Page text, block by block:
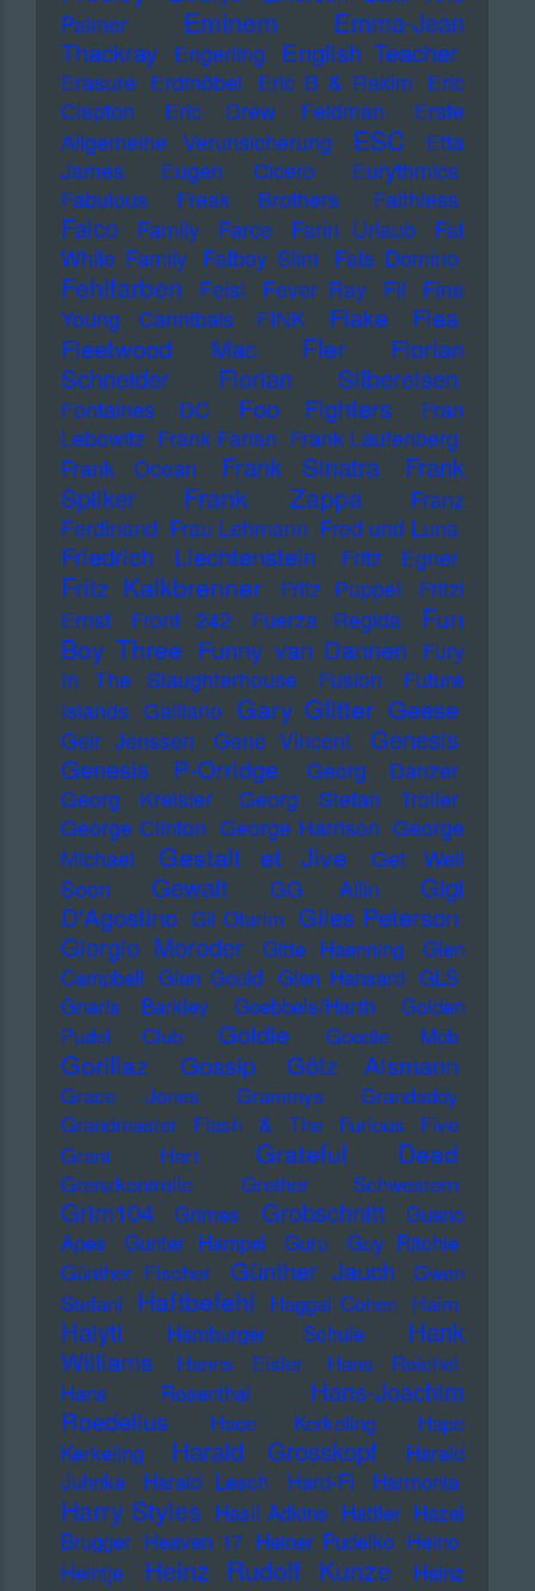
Palmer
Eminem
Emma-Jean
Thackray
Engerling English Teacher
Erasure Erdmöbel Eric B & Rakim Eric
Clapton
Eric Drew Feldman
Erste
Allgemeine Verunsicherung
ESC
Etta
James
Eugen Cicero
Eurythmics
Fabulous Freak Brothers
Faithless
Falco Family Farce Farin Urlaub
Fat
White Family Fatboy Slim Fats Domino
Fehlfarben Feist Fever Ray Fil
Fine
Young Cannibals
FINK Flake
Flea
Fleetwood Mac
Fler
Florian
Schneider
Florian Silbereisen
Fontaines DC Foo Fighters
Fran
Lebowitz Frank Farian Frank Laufenberg
Frank Ocean
Frank Sinatra
Frank
Spilker
Frank Zappa
Franz
Ferdinand Frau Lehmann Fred und Luna
Friedrich Liechtenstein Fritz Egner
Fritz Kalkbrenner Fritz Puppel
Fritzi
Ernst
Front 242 Fuerza Regida
Fun
Boy Three Funny van Dannen Fury
In The Slaughterhouse
Fusion
Future
Islands Galliano Gary Glitter Geese
Geir Jenssen Gene Vincent
Genesis
Genesis P-Orridge
Georg Danzer
Georg Kreisler
Georg Stefan Troller
George Clinton George Harrison George
Michael
Gestalt et Jive
Get Well
Soon
Gewalt GG Allin
Gigi
D'Agostino Gil Ofarim Giles Peterson
Giorgio Moroder
Gitte Haenning
Glen
Campbell Glen Gould Glen Hansard GLS
Gnarls Barkley
Goebbels/Harth
Golden
Pudel Club
Goldie Goodie Mob
Gorillaz Gossip Götz Alsmann
Grace Jones Grammys
Grandaddy
Grandmaster Flash & The Furious Five
Grant Hart
Grateful Dead
Grenzkontrolle Grether Schwestern
Grim104 Grimes Grobschnitt
Guano
Apes
Gunter Hampel Guru
Guy Ritchie
Günther Fischer
Günther Jauch
Gwen
Stefani Haftbefehl Haggai Cohen Haim
Haiyti Hamburger Schule
Hank
Williams
Hanns Eisler
Hans Reichel
Hans Rosenthal
Hans-Joachim
Roedelius
Haoe Kerkeling
Hape
Kerkeling
Harald Grosskopf
Harald
Juhnke
Harald Lesch Hard-Fi Harmonia
Harry Styles Hasil Adkins Hattler Hazel
Brugger Heaven 17 Heiner Pudelko Heino
Heintje
Heinz Rudolf Kunze
Heinz